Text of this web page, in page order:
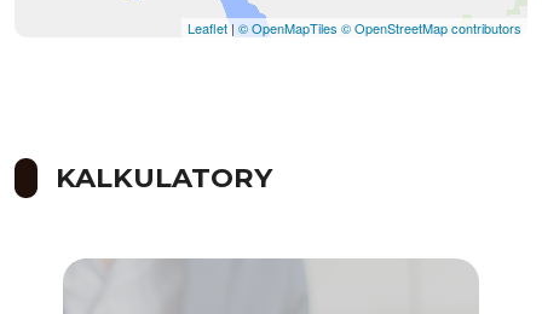
Leaflet| © OpenMapTiles © OpenStreetMap contributors
KALKULATORY